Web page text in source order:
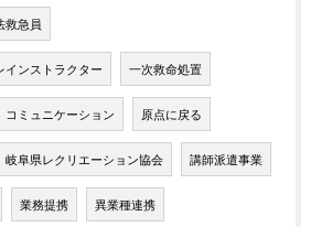
救急員
インストラクター 一次救命処置
コミュニケーション 原点に戻る
岐阜県レクリエーション協会 講師派遣事業
業務提携 異業種連携